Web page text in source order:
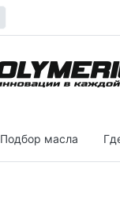
Подбор масла